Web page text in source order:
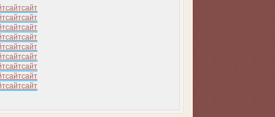
сайтсайт
сайтсайт
сайтсайт
сайтсайт
сайтсайт
сайтсайт
сайтсайт
сайтсайт
сайтсайт